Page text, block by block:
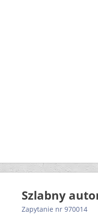
Szlabny
Zapytanie nr 970014